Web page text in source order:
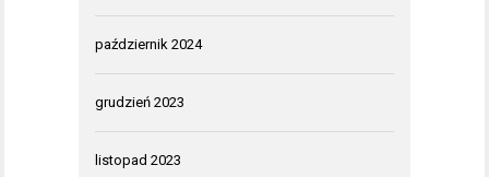
październik 2024
grudzień 2023
listopad 2023